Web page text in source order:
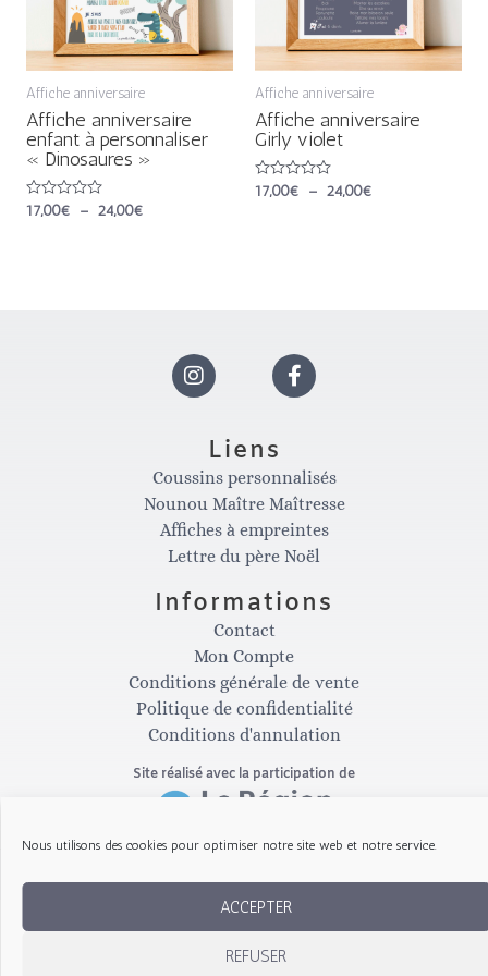
Nous utilisons des cookies pour optimiser notre site web et notre service.
ACCEPTER
REFUSER
Affiche anniversaire
Affiche anniversaire
enfant à personnaliser
« Dinosaures »
Note
17,00€ – 24,00€
Affiche anniversaire
Affiche anniversaire
Girly violet
Note
17,00€ – 24,00€
I
n
s
t
a
g
r
a
m
F
c
e
b
o
o
k
-
f
Liens
Coussins personnalisés
Nounou Maître Maîtresse
Affiches à empreintes
Lettre du père Noël
Informations
Contact
Mon Compte
Conditions générale de vente
Politique de confidentialité
Conditions d'annulation
Site réalisé avec la participation de